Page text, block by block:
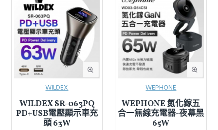
WILDEX
WILDEX SR-063PQ
PD+USB電壓顯示車充
頭 63W
WEPHONE
WEPHONE 氮化鎵五
合一無線充電器-夜幕黑
65W